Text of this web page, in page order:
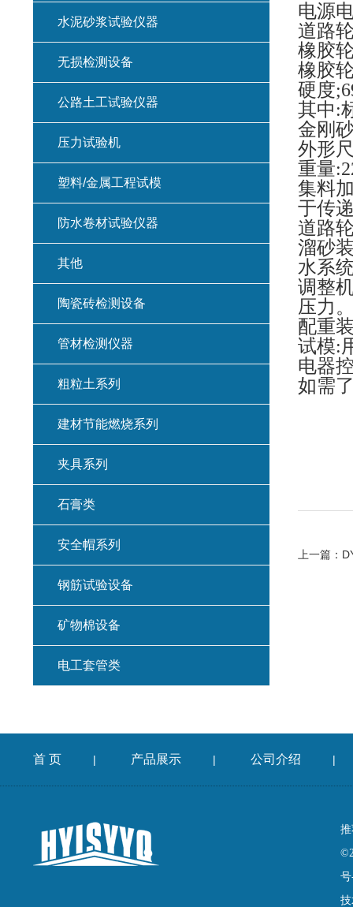
电源
道路
橡胶
橡胶
硬度
其中:
金刚
外形
重量
集料
于传
道路
溜砂
水系
调整
压力
配重
试模:
电器
如需
上一篇：
水泥砂浆试验仪器
无损检测设备
公路土工试验仪器
压力试验机
塑料/金属工程试模
防水卷材试验仪器
其他
陶瓷砖检测设备
管材检测仪器
粗粒土系列
建材节能燃烧系列
夹具系列
石膏类
安全帽系列
钢筋试验设备
矿物棉设备
电工套管类
首 页 | 产品展示 | 公司介绍 |
号